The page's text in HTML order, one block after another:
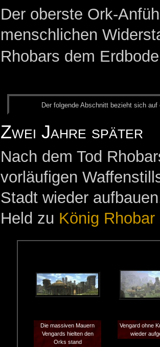
Der oberste Ork-
menschlichen
Rhobars dem
Der fol­gen­de Ab­schnitt be­zieht sich
Zwei Jahre später
Nach dem Tod
vorläufigen
Stadt wieder
Held zu König Rhobar
Die massiven Mauern
Vengards hielten den
Orks stand
Vengard ohne
wieder